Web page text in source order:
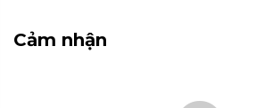
Cảm nhận